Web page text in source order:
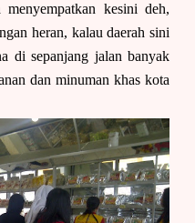
kesini deh,
heran, kalau daerah sini
di sepanjang jalan banyak
dan minuman khas kota